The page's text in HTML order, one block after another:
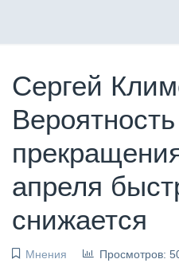
Сергей
Вероятность
апреля
снижается
Мнения Просмотров: